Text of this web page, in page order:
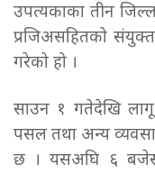
उपत्यकाका तीन
प्रजिअसहितको संयुक्त
गरेको हो ।
साउन १ गतेदेखि
पसल तथा अन्य
छ । यसअघि ६